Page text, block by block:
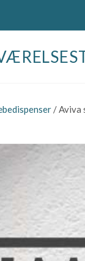
/ Aviva